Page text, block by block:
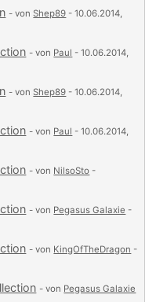
- vonShep89 - 10.06.2014,
- von Paul - 10.06.2014,
- vonShep89 - 10.06.2014,
- von Paul - 10.06.2014,
- von NilsoSto -
- von Pegasus Galaxie -
- von KingOfTheDragon -
- von Pegasus Galaxie